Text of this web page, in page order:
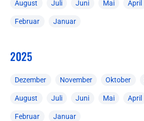
August Juli Juni Mai April
Februar Januar
2025
Dezember November Oktober
August Juli Juni Mai April
Februar Januar